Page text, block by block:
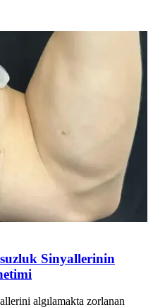
Sinyallerinin
algılamakta zorlanan